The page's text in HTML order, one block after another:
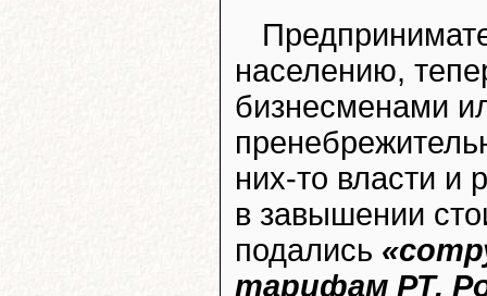
населению,
бизнесменами
них-то власти и
в завышении
подались
тарифам РТ,